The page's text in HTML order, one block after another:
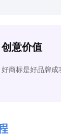
创意价值
好商标是好品牌成